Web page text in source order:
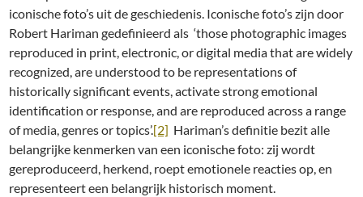
iconische foto’s uit de geschiedenis. Iconische foto’s zijn door
Robert Hariman gedefinieerd als ‘those photographic images
reproduced in print, electronic, or digital media that are widely
recognized, are understood to be representations of
historically significant events, activate strong emotional
identification or response, and are reproduced across a range
of media, genres or topics’.[2] Hariman’s definitie bezit alle
belangrijke kenmerken van een iconische foto: zij wordt
gereproduceerd, herkend, roept emotionele reacties op, en
representeert een belangrijk historisch moment.